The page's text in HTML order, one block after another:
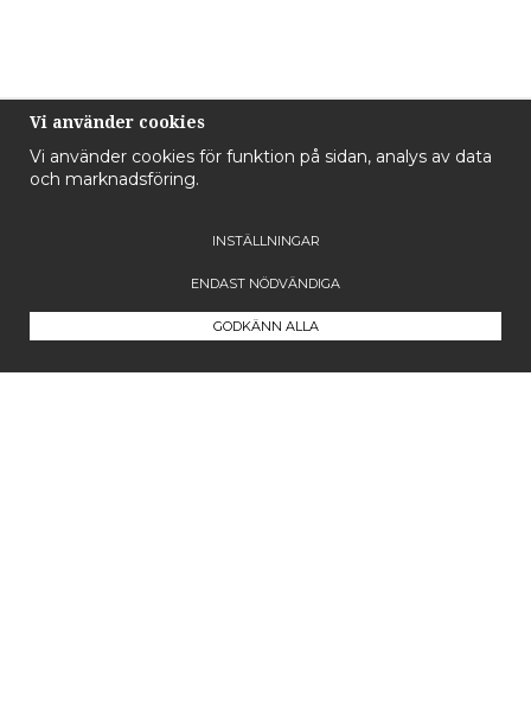
Vi använder cookies
Vi använder cookies för funktion på sidan, analys av data
och marknadsföring.
INSTÄLLNINGAR
ENDAST NÖDVÄNDIGA
GODKÄNN ALLA